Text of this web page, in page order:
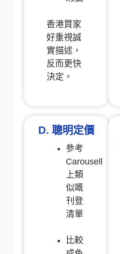
香港買家
好重視誠
實描述，
反而更快
決定。
D. 聰明定價
參考
Carousell
上類
似嘅
刊登
清單
比較